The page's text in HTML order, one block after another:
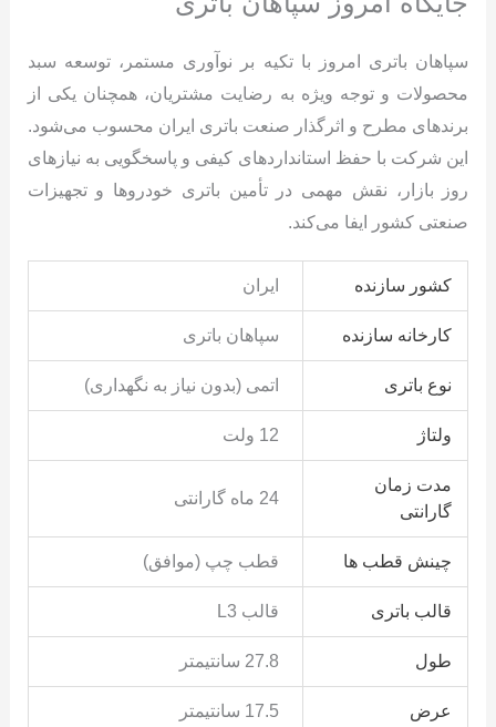
سپاهان باتری امروز با تکیه بر نوآوری مستمر، توسعه سبد
محصولات و توجه ویژه به رضایت مشتریان، همچنان یکی از
برندهای مطرح و اثرگذار صنعت باتری ایران محسوب می‌شود.
این شرکت با حفظ استانداردهای کیفی و پاسخگویی به نیازهای
روز بازار، نقش مهمی در تأمین باتری خودروها و تجهیزات
صنعتی کشور ایفا می‌کند.
کشور سازنده ایران
کارخانه سازنده سپاهان باتری
نوع باتری اتمی (بدون نیاز به نگهداری)
ولتاژ 12 ولت
مدت زمان
گارانتی
24 ماه گارانتی
چینش قطب ها قطب چپ (موافق)
قالب باتری قالب L3
طول 27.8 سانتیمتر
عرض 17.5 سانتیمتر